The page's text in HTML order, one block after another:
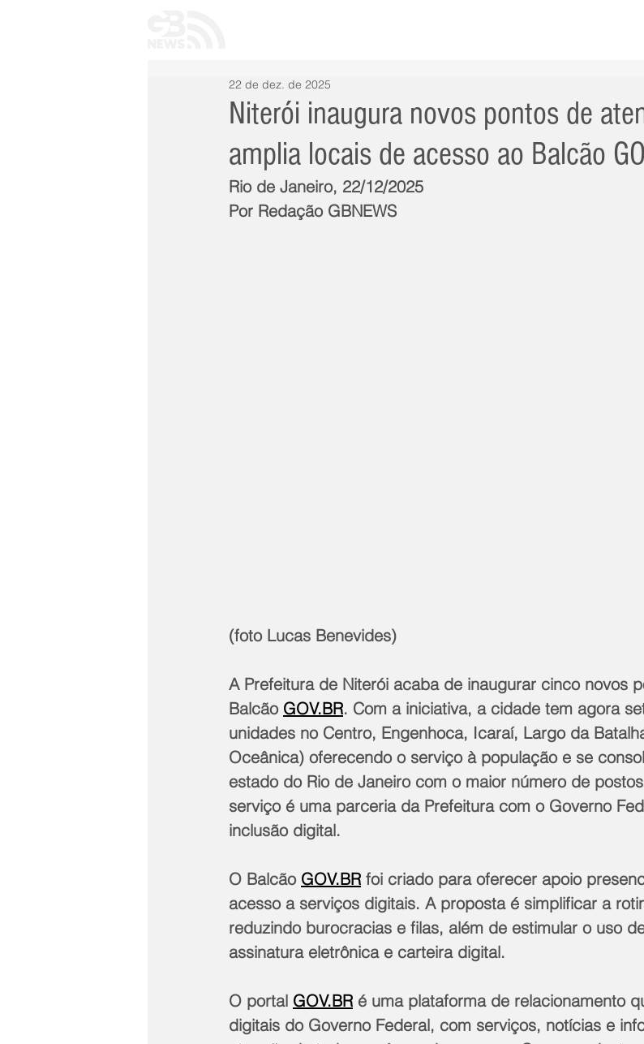
Niterói inaugura novos pontos de
amplia locais de acesso ao Balcão
22 de dez. de 2025
Rio de Janeiro, 22/12/2025
Por Redação GBNEWS
(foto Lucas Benevides)
A Prefeitura de Niterói acaba de inaugurar cinco novos
Balcão GOV.BR. Com a iniciativa, a cidade tem agora
unidades no Centro, Engenhoca, Icaraí, Largo da
Oceânica) oferecendo o serviço à população e se
estado do Rio de Janeiro com o maior número de
serviço é uma parceria da Prefeitura com o Governo
inclusão digital.
O Balcão GOV.BR foi criado para oferecer apoio
acesso a serviços digitais. A proposta é simplificar a
reduzindo burocracias e filas, além de estimular o uso
assinatura eletrônica e carteira digital.
O portal GOV.BR é uma plataforma de relacionamento
digitais do Governo Federal, com serviços, notícias e